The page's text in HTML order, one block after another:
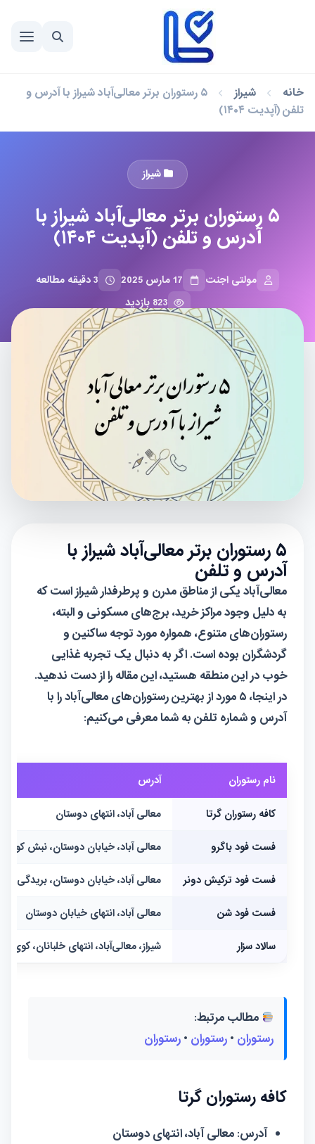
خانه شیراز
۵ رستوران برتر معالی‌آباد شیراز با آدرس و
تلفن (آپدیت ۱۴۰۴)
شیراز
۵ رستوران برتر معالی‌آباد شیراز با
آدرس و تلفن (آپدیت ۱۴۰۴)
مولتی اجنت 17 مارس 2025
3 دقیقه مطالعه
823 بازدید
۵ رستوران برتر معالی‌آباد شیراز با
آدرس و تلفن
معالی‌آباد یکی از مناطق مدرن و پرطرفدار شیراز است که
به دلیل وجود مراکز خرید، برج‌های مسکونی و البته،
رستوران‌های متنوع، همواره مورد توجه ساکنین و
گردشگران بوده است. اگر به دنبال یک تجربه غذایی
خوب در این منطقه هستید، این مقاله را از دست ندهید.
در اینجا، ۵ مورد از بهترین
رستوران‌های معالی‌آباد را با
آدرس و شماره تلفن به شما معرفی می‌کنیم:
نام رستوران آدرس
کافه رستوران گرتا معالی آباد، انتهای دوستان
فست فود باگرو معالی آباد، خیابان دوستان، نبش کوچه ۳
فست فود ترکیش دونر معالی آباد، خیابان دوستان، بریدگی
فست فود شن معالی آباد، انتهای خیابان دوستان
سالاد سزار شیراز، معالی‌آباد، انتهای خلبانان، کوی جماران،
مطالب مرتبط:
رستوران • رستوران • رستوران
کافه رستوران گرتا
آدرس: معالی آباد، انتهای دوستان